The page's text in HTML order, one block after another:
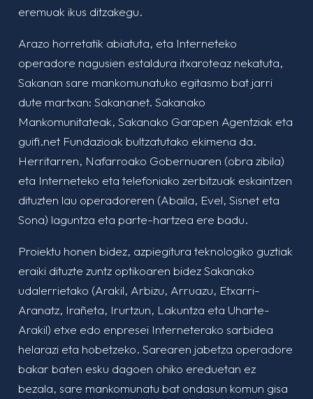
eremuak ikus ditzakegu.
Arazo horretatik abiatuta, eta Interneteko
operadore nagusien estaldura itxaroteaz nekatuta,
Sakanan sare mankomunatuko egitasmo bat jarri
dute martxan: Sakananet. Sakanako
Mankomunitateak, Sakanako Garapen Agentziak eta
guifi.net Fundazioak bultzatutako ekimena da.
Herritarren, Nafarroako Gobernuaren (obra zibila)
eta Interneteko eta telefoniako zerbitzuak eskaintzen
dituzten lau operadoreren (Abaila, Evel, Sisnet eta
Sona) laguntza eta parte-hartzea ere badu.
Proiektu honen bidez, azpiegitura teknologiko guztiak
eraiki dituzte zuntz optikoaren bidez Sakanako
udalerrietako (Arakil, Arbizu, Arruazu, Etxarri-
Aranatz, Irañeta, Irurtzun, Lakuntza eta Uharte-
Arakil) etxe edo enpresei Interneterako sarbidea
helarazi eta hobetzeko. Sarearen jabetza operadore
bakar baten esku dagoen ohiko ereduetan ez
bezala, sare mankomunatu bat ondasun komun gisa